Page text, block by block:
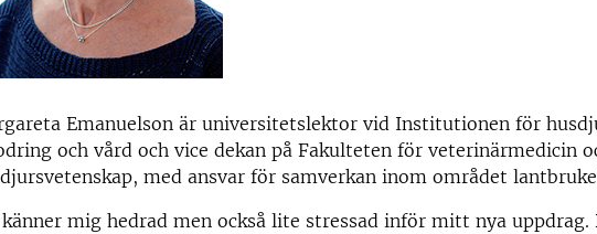
Emanuelson är universitetslektor vid Institutionen för
och vård och vice dekan på Fakulteten för veterinärmedicin
med ansvar för samverkan inom området
känner mig hedrad men också lite stressad inför mitt nya uppdrag.